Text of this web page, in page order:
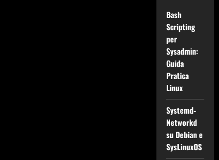
Bash
Scripting
per
Sysadmin:
Guida
Pratica
Linux
Systemd-
Networkd
su Debian e
SysLinuxOS